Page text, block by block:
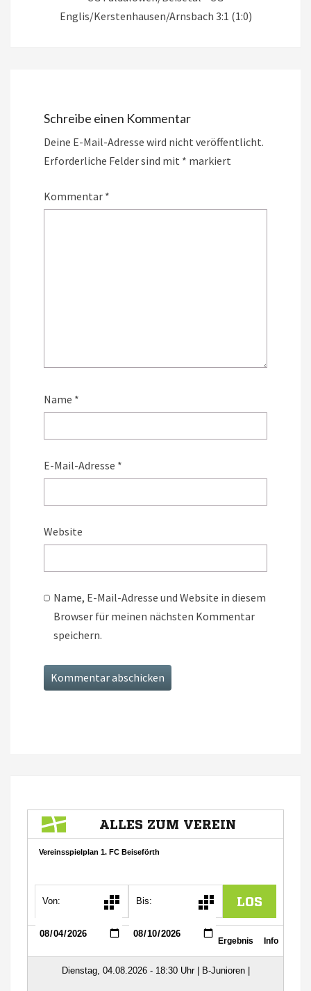
Englis/Kerstenhausen/Arnsbach 3:1 (1:0)
Schreibe einen Kommentar
Deine E-Mail-Adresse wird nicht veröffentlicht.
Erforderliche Felder sind mit * markiert
Kommentar *
Name *
E-Mail-Adresse *
Website
Name, E-Mail-Adresse und Website in diesem
Browser für meinen nächsten Kommentar
speichern.